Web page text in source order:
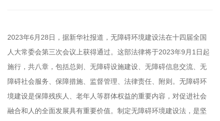
2023年6月28日，据新华社报道，无障碍环境建设法在十四届全国
人大常委会第三次会议上获得通过。这部法律将于2023年9月1日起
施行，共八章，包括总则、无障碍设施建设、无障碍信息交流、无
障碍社会服务、保障措施、监督管理、法律责任、附则。无障碍环
境建设是保障残疾人、老年人等群体权益的重要内容，对促进社会
融合和人的全面发展具有重要价值。制定无障碍环境建设法，是坚